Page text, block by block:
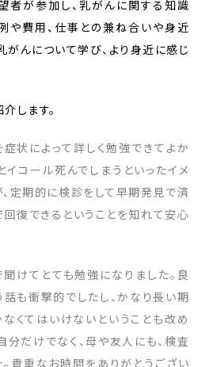
者が参加し、乳がんに関する知識
や費用、仕事との兼ね合いや身近
がんについて学び、より身近に感じ
します。
状によって詳しく勉強できてよか
イコール死んでしまうといったイメ
定期的に検診をして早期発見で済
復できるということを知れて安心
けてとても勉強になりました。良
話も衝撃的でしたし、かなり長い期
くてはいけないということも改め
分だけでなく、母や友人にも、検査
貴重なお時間をありがとうござい